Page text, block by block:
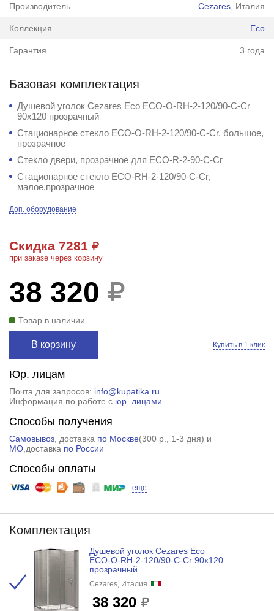
Производитель Cezares , Италия
Коллекция Eco
Гарантия 3 года
Базовая комплектация
Душевой уголок Cezares Eco ECO-O-RH-2-120/90-C-Cr
90x120 прозрачный
Стационарное стекло ECO-O-RH-2-120/90-C-Cr, большое,
прозрачное
Стекло двери, прозрачное для ECO-R-2-90-C-Cr
Стационарное стекло ECO-RH-2-120/90-C-Cr,
малое,прозрачное
Доп. оборудование
Скидка 7281
при заказе через корзину
38 320
Товар в наличии
В корзину Купить в 1 клик
Юр. лицам
Почта для запросов: info@kupatika.ru
Информация по работе с юр. лицами
Способы получения
Самовывоз, доставка по Москве(300 р.
, 1-3 дня) и
МО,доставка по России
Способы оплаты
еще
Комплектация
Душевой уголок Cezares Eco
ECO-O-RH-2-120/90-C-Cr 90x120
прозрачный
Cezares, Италия
38 320